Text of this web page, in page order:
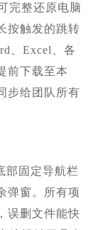
完整还原电脑
按触发的跳转
、Excel、各
前下载至本
步给团队所有
部固定导航栏
弹窗。所有项
误删文件能快